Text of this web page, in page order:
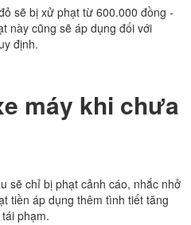
sẽ bị xử phạt từ 600.000 đồng -
này cũng sẽ áp dụng đối với
định.
máy khi chưa
sẽ chỉ bị phạt cảnh cáo, nhắc nhở
tiền áp dụng thêm tình tiết tăng
phạm.